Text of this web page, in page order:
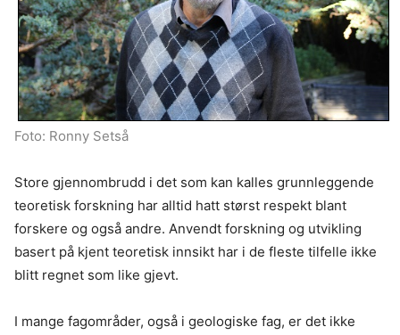
Foto: Ronny Setså
Store gjennombrudd i det som kan kalles grunnleggende
teoretisk forskning har alltid hatt størst respekt blant
forskere og også andre. Anvendt forskning og utvikling
basert på kjent teoretisk innsikt har i de fleste tilfelle ikke
blitt regnet som like gjevt.
I mange fagområder, også i geologiske fag, er det ikke